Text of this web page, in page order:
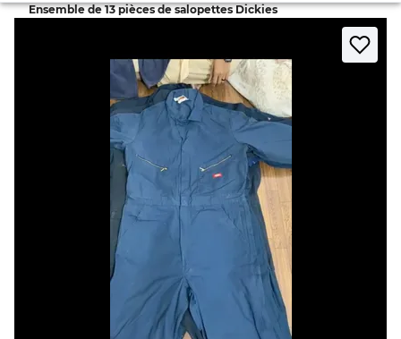
Ensemble de 13 pièces de salopettes Dickies